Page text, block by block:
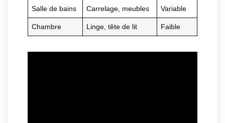
Salle de bains Carrelage, meubles Variable
Chambre Linge, tête de lit Faible